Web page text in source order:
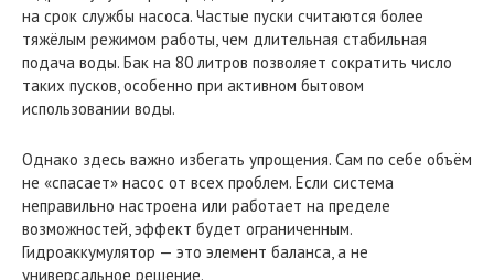
на срок службы насоса. Частые пуски считаются более
тяжёлым режимом работы, чем длительная стабильная
подача воды. Бак на 80 литров позволяет сократить число
таких пусков, особенно при активном бытовом
использовании воды.
Однако здесь важно избегать упрощения. Сам по себе объём
не «спасает» насос от всех проблем. Если система
неправильно настроена или работает на пределе
возможностей, эффект будет ограниченным.
Гидроаккумулятор — это элемент баланса, а не
универсальное решение.